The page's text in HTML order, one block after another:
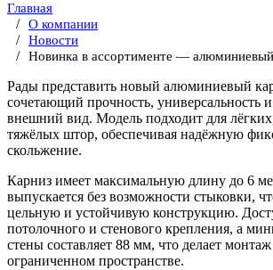
Главная
О компании
Новости
Новинка в ассортименте —
Рады представить новый алюминиевый
сочетающий прочность, универсальность
внешний вид. Модель подходит для
тяжёлых штор, обеспечивая надёжную
скольжение.
Карниз имеет максимальную длину до 6
выпускается без возможности стыковки,
цельную и устойчивую конструкцию.
потолочного и стенового крепления, а
стены составляет 88 мм, что делает
ограниченном пространстве.